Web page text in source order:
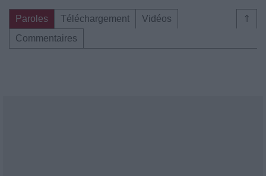
⇑
Paroles Téléchargement
Vidéos
Commentaires